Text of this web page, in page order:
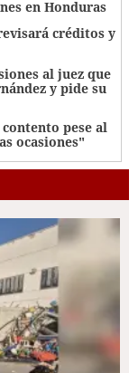
en Honduras
créditos y
al juez que
y pide su
pese al
ocasiones"